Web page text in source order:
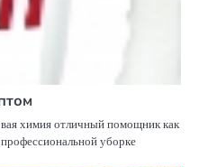
химия отличный помощник как
уборке